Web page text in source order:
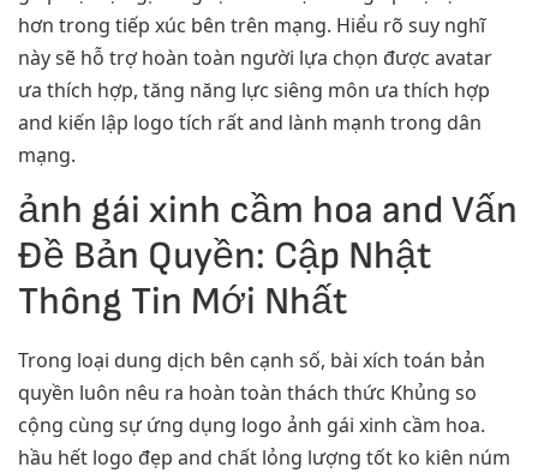
hơn trong tiếp xúc bên trên mạng. Hiểu rõ suy nghĩ
này sẽ hỗ trợ hoàn toàn người lựa chọn được avatar
ưa thích hợp, tăng năng lực siêng môn ưa thích hợp
and kiến lập logo tích rất and lành mạnh trong dân
mạng.
ảnh gái xinh cầm hoa and Vấn
Đề Bản Quyền: Cập Nhật
Thông Tin Mới Nhất
Trong loại dung dịch bên cạnh số, bài xích toán bản
quyền luôn nêu ra hoàn toàn thách thức Khủng so
cộng cùng sự ứng dụng logo ảnh gái xinh cầm hoa.
hầu hết logo đẹp and chất lỏng lượng tốt ko kiên núm